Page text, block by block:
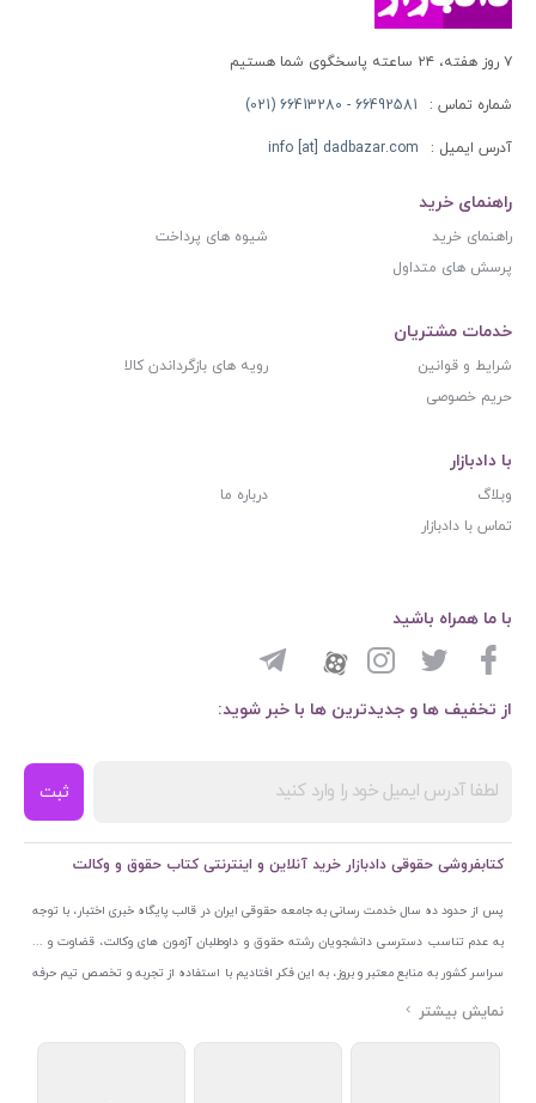
۷ روز هفته، ۲۴ ساعته پاسخگوی شما هستیم
شماره تماس : 66492581 - 66413280 (021)
آدرس ایمیل : info [at] dadbazar.com
راهنمای خرید
راهنمای خرید
شیوه های پرداخت
پرسش های متداول
خدمات مشتریان
شرایط و قوانین
رویه های بازگرداندن کالا
حریم خصوصی
با دادبازار
وبلاگ
درباره ما
تماس با دادبازار
از تخفیف ها و جدیدترین ها با خبر شوید:
ثبت
با ما همراه باشید
کتابفروشی حقوقی دادبازار خرید آنلاین و اینترنتی کتاب حقوق و وکالت
پس از حدود ده سال خدمت رسانی به جامعه حقوقی ایران در قالب پایگاه خبری اختبار، با توجه
به عدم تناسب دسترسی دانشجویان رشته حقوق و داوطلبان آزمون های وکالت، قضاوت و ...
سراسر کشور به منابع معتبر و بروز، به این فکر افتادیم با استفاده از تجربه و تخصص تیم حرفه
ای اختبار خدمتی جدید به جامعه حقوقی ایران ارائه کنیم. به این منظور با راه اندازی و تجهیز